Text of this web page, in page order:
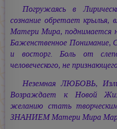
Погружаясь в
сознание обретает крылья,
Матери Мира, поднимается
Баженственное Понимание,
и восторг. Боль от
человеческого, не
Неземная ЛЮБОВЬ,
Возраждает к Новой
желанию стать
ЗНАНИЕМ Матери Мира